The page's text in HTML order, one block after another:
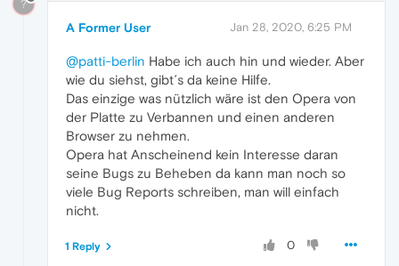
?
A Former User Jan 28, 2020, 6:25 PM
@patti-berlin Habe ich auch hin und wieder. Aber
wie du siehst, gibt´s da keine Hilfe.
Das einzige was nützlich wäre ist den Opera von
der Platte zu Verbannen und einen anderen
Browser zu nehmen.
Opera hat Anscheinend kein Interesse daran
seine Bugs zu Beheben da kann man noch so
viele Bug Reports schreiben, man will einfach
nicht.
0
1 Reply